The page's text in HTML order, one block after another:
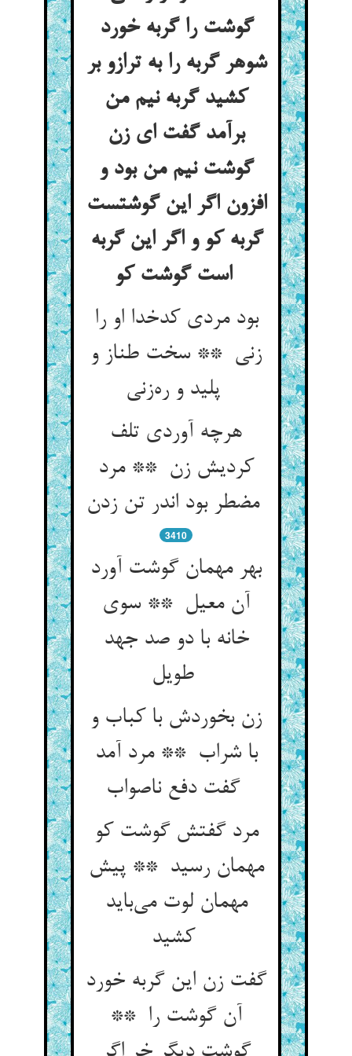
گوشت را گربه خورد
شوهر گربه را به ترازو بر
کشید گربه نیم من
برآمد گفت ای زن
گوشت نیم من بود و
افزون اگر این گوشتست
گربه کو و اگر این گربه
است گوشت کو
بود مردی کدخدا او را
زنی ** سخت طناز و
هرچه آوردی تلف
کردیش زن ** مرد
مضطر بود اندر تن زدن
3410
بهر مهمان گوشت آورد
آن معیل ** سوی
خانه با دو صد جهد
زن بخوردش با کباب و
با شراب ** مرد آمد
گفت دفع ناصواب
مرد گفتش گوشت کو
مهمان رسید ** پیش
مهمان لوت می‌باید
کشید
گفت زن این گربه خورد
آن گوشت را **